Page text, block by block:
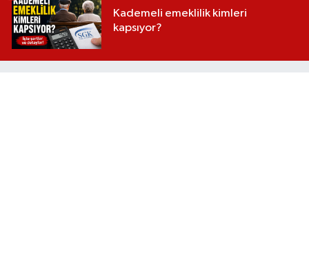
Kademeli emeklilik kimleri
kapsıyor?